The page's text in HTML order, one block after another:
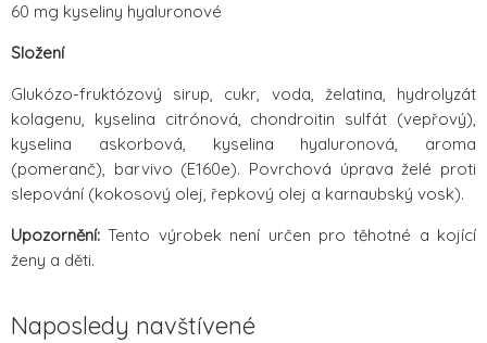
60 mg kyseliny hyaluronové
Složení
Glukózo-fruktózový sirup, cukr, voda, želatina, hydrolyzát
kolagenu, kyselina citrónová, chondroitin sulfát (vepřový),
kyselina askorbová, kyselina hyaluronová, aroma
(pomeranč), barvivo (E160e). Povrchová úprava želé proti
slepování (kokosový olej, řepkový olej a karnaubský vosk).
Upozornění: Tento výrobek není určen pro těhotné a kojící
ženy a děti.
Naposledy navštívené